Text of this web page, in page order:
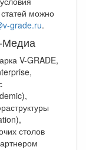
можно
grade.ru.
Медиа
V-GRADE,
столов